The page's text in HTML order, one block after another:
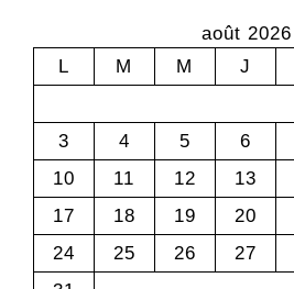
août 2026
L
M M J
3
4 5 6
10
11 12 13
17
18 19 20
24
25 26 27